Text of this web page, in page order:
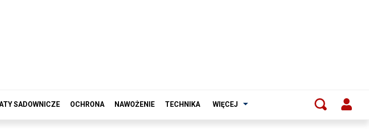
SADOWNICZE OCHRONA NAWOŻENIE TECHNIKA WIĘCEJ